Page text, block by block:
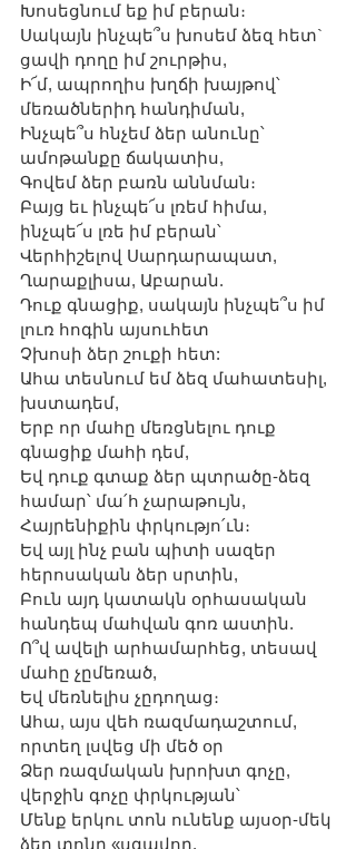
Խոսեցնում եք իմ բերան։
Սակայն ինչպե՞ս խոսեմ ձեզ հետ`
ցավի դողը իմ շուրթիս,
Ի՜մ, ապրողիս խղճի խայթով՝
մեռածներիդ հանդիման,
Ինչպե՞ս հնչեմ ձեր անունը՝
ամոթանքը ճակատիս,
Գովեմ ձեր բառն աննման։
Բայց եւ ինչպե՜ս լռեմ հիմա,
ինչպե՜ս լռե իմ բերան՝
Վերհիշելով Սարդարապատ,
Ղարաքլիսա, Աբարան.
Դուք գնացիք, սակայն ինչպե՞ս իմ
լուռ հոգին այսուհետ
Չխոսի ձեր շուքի հետ:
Ահա տեսնում եմ ձեզ մահատեսիլ,
խստադեմ,
Երբ որ մահը մեռցնելու դուք
գնացիք մահի դեմ,
Եվ դուք գտաք ձեր պտրածը-ձեզ
համար՝ մա՛հ չարաթույն,
Հայրենիքին փրկությո՛ւն։
Եվ այլ ինչ բան պիտի սազեր
հերոսական ձեր սրտին,
Բուն այդ կատակն օրհասական
հանդեպ մահվան գոռ աստին.
Ո՞վ ավելի արհամարհեց, տեսավ
մահը չըմեռած,
Եվ մեռնելիս չըդողաց։
Ահա, այս վեհ ռազմադաշտում,
որտեղ լսվեց մի մեծ օր
Ձեր ռազմական խրոխտ գոչը,
վերջին գոչը փրկության՝
Մենք երկու տոն ունենք այսօր-մեկ
ձեր տոնը «սգավոր,